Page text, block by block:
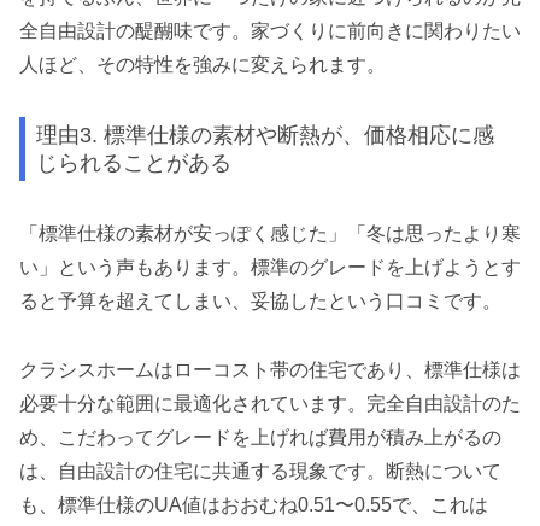
全自由設計の醍醐味です。家づくりに前向きに関わりたい
人ほど、その特性を強みに変えられます。
理由3. 標準仕様の素材や断熱が、価格相応に感
じられることがある
「標準仕様の素材が安っぽく感じた」「冬は思ったより寒
い」という声もあります。標準のグレードを上げようとす
ると予算を超えてしまい、妥協したという口コミです。
クラシスホームはローコスト帯の住宅であり、標準仕様は
必要十分な範囲に最適化されています。完全自由設計のた
め、こだわってグレードを上げれば費用が積み上がるの
は、自由設計の住宅に共通する現象です。断熱について
も、標準仕様のUA値はおおむね0.51〜0.55で、これは